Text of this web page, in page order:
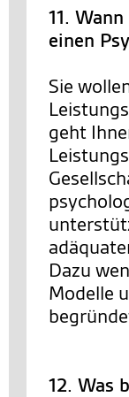
11.
einen
Sie
geht
Dazu
Modelle
12. Was